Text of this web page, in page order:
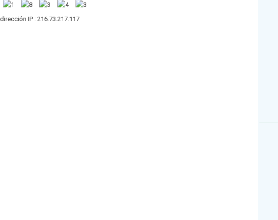
IP : 216.73.217.117